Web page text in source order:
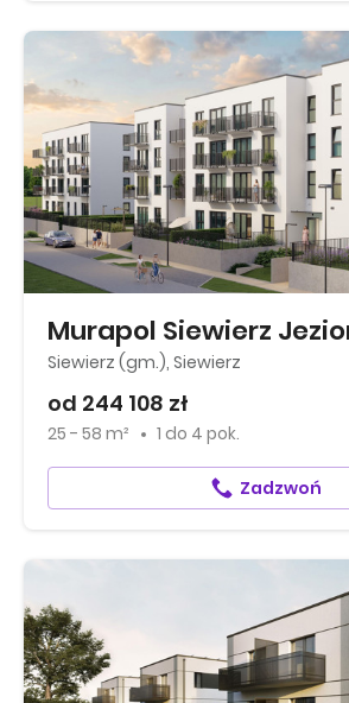
Murapol Siewierz
Siewierz (gm.), Siewierz
od 244 108 zł
25 - 58 m² 1 do 4 pok.
Zadzwoń